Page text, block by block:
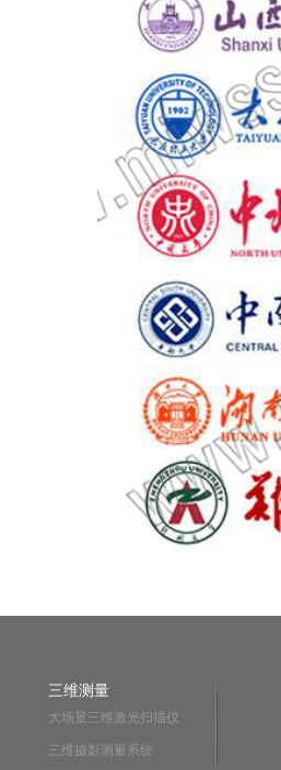
三维测量
大场景三维激光扫描仪
三维摄影测量系统